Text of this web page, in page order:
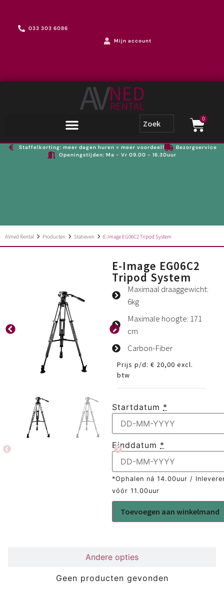
033 303 6086
Mijn account
0
Staffelkorting: meer dagen huren = meer voordeel!
Bezorgservice
Openingstijden: Ma - Vr 09.00 - 16.30uur
AVned Rental Producten Statieven E-Image EG06C2 Tripod System
E-Image EG06C2
Tripod System
Maximaal draaggewicht:
6kg
Maximale hoogte: 171
cm
Carbon-Fiber
Prijs p/d: € 20,00 excl.
btw
Startdatum *
Einddatum *
*Ophalen ná 14.00uur /
vóór 11.00uur
Toevoegen aan winkelmand
Andere opties
Geen producten gevonden